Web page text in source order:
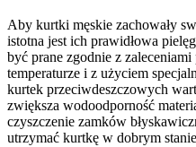
Aby kurtki męskie zachowały
istotna jest ich prawidłowa
być prane zgodnie z
temperaturze i z użyciem
kurtek przeciwdeszczowych
zwiększa wodoodporność
czyszczenie zamków
utrzymać kurtkę w dobrym